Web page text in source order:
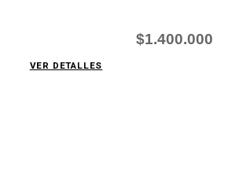
$1.400.000
VER DETALLES